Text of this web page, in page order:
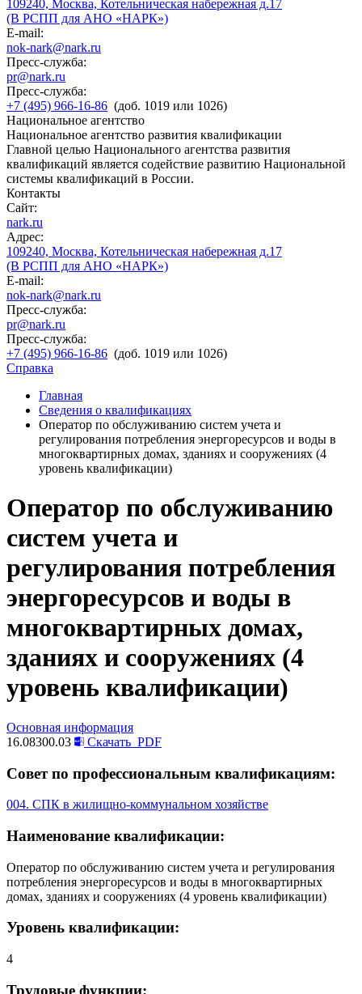
109240, Москва, Котельническая набережная д.17
(В РСПП для АНО «НАРК»)
E-mail:
nok-nark@nark.ru
Пресс-служба:
pr@nark.ru
Пресс-служба:
+7 (495) 966-16-86 (доб. 1019 или 1026)
Национальное агентство
Национальное агентство развития квалификации
Главной целью Национального агентства развития
квалификаций является содействие развитию Национальной
системы квалификаций в России.
Контакты
Сайт:
nark.ru
Адрес:
109240, Москва, Котельническая набережная д.17
(В РСПП для АНО «НАРК»)
E-mail:
nok-nark@nark.ru
Пресс-служба:
pr@nark.ru
Пресс-служба:
+7 (495) 966-16-86 (доб. 1019 или 1026)
Справка
Главная
Сведения о квалификациях
Оператор по обслуживанию систем учета и
регулирования потребления энергоресурсов и воды в
многоквартирных домах, зданиях и сооружениях (4
уровень квалификации)
Оператор по обслуживанию
систем учета и
регулирования потребления
энергоресурсов и воды в
многоквартирных домах,
зданиях и сооружениях (4
уровень квалификации)
Основная информация
16.08300.03
Скачать PDF
Совет по профессиональным квалификациям:
004. СПК в жилищно-коммунальном хозяйстве
Наименование квалификации:
Оператор по обслуживанию систем учета и регулирования
потребления энергоресурсов и воды в многоквартирных
домах, зданиях и сооружениях (4 уровень квалификации)
Уровень квалификации:
4
Трудовые функции: